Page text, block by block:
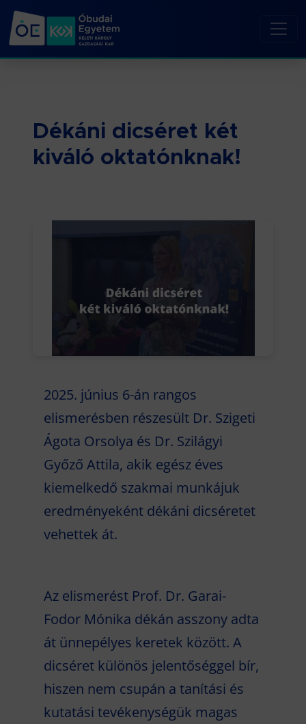
Dékáni dicséret két
kiváló oktatónknak!
2025. június 6-án rangos
elismerésben részesült Dr. Szigeti
Ágota Orsolya és Dr. Szilágyi
Győző Attila, akik egész éves
kiemelkedő szakmai munkájuk
eredményeként dékáni dicséretet
vehettek át.
Az elismerést Prof. Dr. Garai-
Fodor Mónika dékán asszony adta
át ünnepélyes keretek között. A
dicséret különös jelentőséggel bír,
hiszen nem csupán a tanítási és
kutatási tevékenységük magas